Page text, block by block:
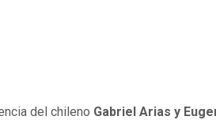
del chileno Gabriel Arias y